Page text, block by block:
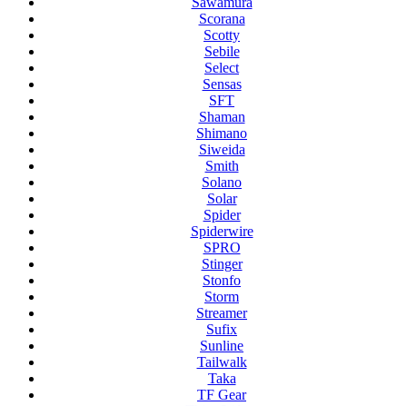
Scorana
Scotty
Sebile
Select
Sensas
SFT
Shaman
Shimano
Siweida
Smith
Solano
Solar
Spider
Spiderwire
SPRO
Stinger
Stonfo
Storm
Streamer
Sufix
Sunline
Tailwalk
Taka
TF Gear